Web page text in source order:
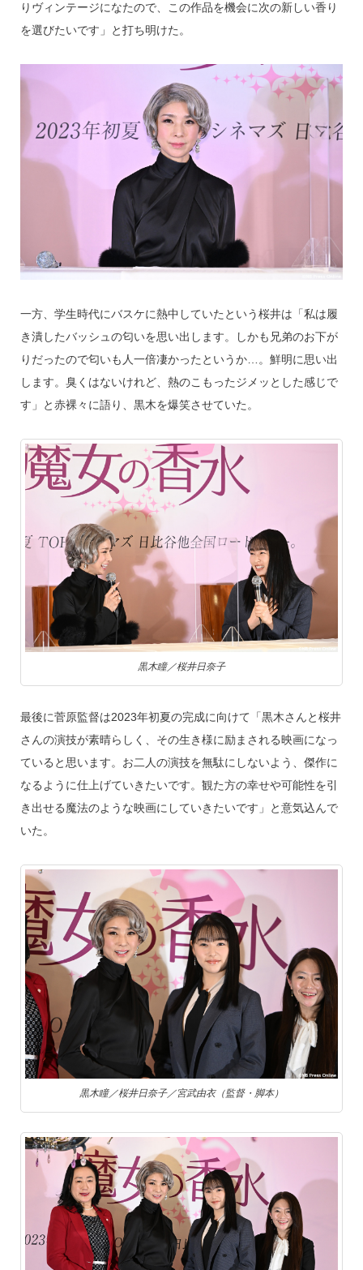
りヴィンテージになたので、この作品を機会に次の新しい香り
を選びたいです」と打ち明けた。
一方、学生時代にバスケに熱中していたという桜井は「私は履
き潰したバッシュの匂いを思い出します。しかも兄弟のお下が
りだったので匂いも人一倍凄かったというか…。鮮明に思い出
します。臭くはないけれど、熱のこもったジメッとした感じで
す」と赤裸々に語り、黒木を爆笑させていた。
黒木瞳／桜井日奈子
最後に菅原監督は2023年初夏の完成に向けて「黒木さんと桜井
さんの演技が素晴らしく、その生き様に励まされる映画になっ
ていると思います。お二人の演技を無駄にしないよう、傑作に
なるように仕上げていきたいです。観た方の幸せや可能性を引
き出せる魔法のような映画にしていきたいです」と意気込んで
いた。
黒木瞳／桜井日奈子／宮武由衣（監督・脚本）